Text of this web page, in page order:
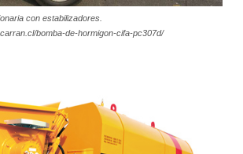
con estabilizadores.
bomba-de-hormigon-cifa-pc307d/